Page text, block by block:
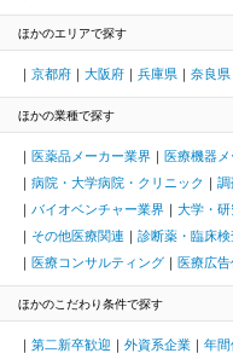
ほかのエリアで探す
京都府 大阪府 兵庫県 奈良県
ほかの業種で探す
医薬品メーカー業界 医療機器
病院・大学病院・クリニック
調
バイオベンチャー業界
大学・
その他医療関連
診断薬・臨床
医療コンサルティング
医療広
ほかのこだわり条件で探す
第二新卒歓迎 外資系企業 年間